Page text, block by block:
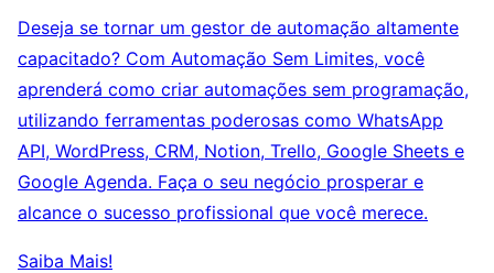
Deseja se tornar um gestor de automação altamente
capacitado? Com Automação Sem Limites, você
aprenderá como criar automações sem programação,
utilizando ferramentas poderosas como WhatsApp
API, WordPress, CRM, Notion, Trello, Google Sheets e
Google Agenda. Faça o seu negócio prosperar e
alcance o sucesso profissional que você merece.
Saiba Mais!